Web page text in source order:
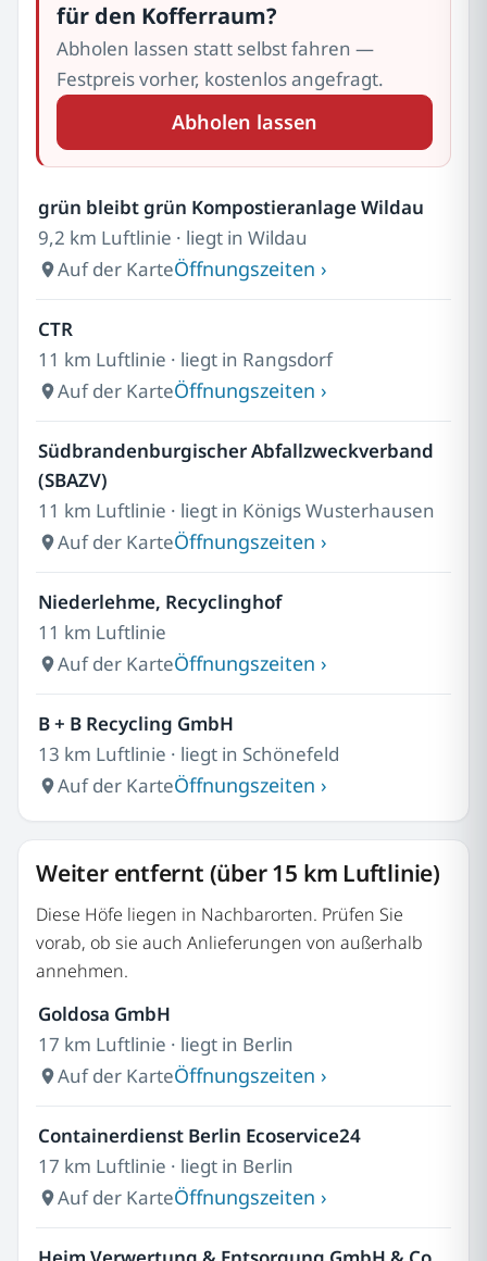
für den Kofferraum?
Abholen lassen statt selbst fahren —
Festpreis vorher, kostenlos angefragt.
Abholen lassen
grün bleibt grün Kompostieranlage Wildau
9,2 km Luftlinie · liegt in Wildau
Auf der KarteÖffnungszeiten ›
CTR
11 km Luftlinie · liegt in Rangsdorf
Auf der KarteÖffnungszeiten ›
Südbrandenburgischer Abfallzweckverband
(SBAZV)
11 km Luftlinie · liegt in Königs Wusterhausen
Auf der KarteÖffnungszeiten ›
Niederlehme, Recyclinghof
11 km Luftlinie
Auf der KarteÖffnungszeiten ›
B + B Recycling GmbH
13 km Luftlinie · liegt in Schönefeld
Auf der KarteÖffnungszeiten ›
Weiter entfernt (über 15 km Luftlinie)
Diese Höfe liegen in Nachbarorten. Prüfen Sie
vorab, ob sie auch Anlieferungen von außerhalb
annehmen.
Goldosa GmbH
17 km Luftlinie · liegt in Berlin
Auf der KarteÖffnungszeiten ›
Containerdienst Berlin Ecoservice24
17 km Luftlinie · liegt in Berlin
Auf der KarteÖffnungszeiten ›